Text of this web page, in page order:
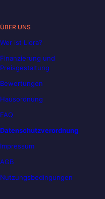
ÜBER UNS
Wer ist Liora?
Finanzierung und
Preisgestaltung
Bewertungen
Hausordnung
FAQ
Datenschutzverordnung
Impressum
AGB
Nutzungsbedingungen